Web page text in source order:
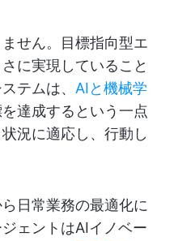
せん。目標指向型エ
に実現していること
テムは、 AIと機械学
達成するという一点
況に適応し、行動し
日常業務の最適化に
ェントはAIイノベー